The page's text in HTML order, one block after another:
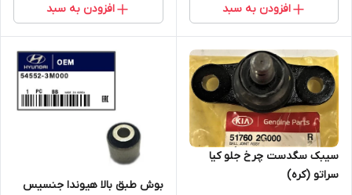
افزودن به سبد افزودن به سبد
سیبک سگدست چرخ جلو کیا
سراتو (کره)
بوش طبق بالا هیوندا جنسیس